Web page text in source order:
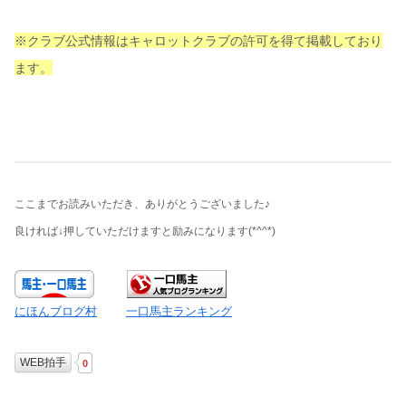
※クラブ公式情報はキャロットクラブの許可を得て掲載しており
ます。
ここまでお読みいただき、ありがとうございました♪
良ければ↓押していただけますと励みになります(*^^*)
にほんブログ村 一口馬主ランキング
WEB拍手 0